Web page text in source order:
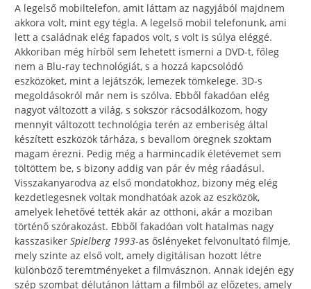
A legelső mobiltelefon, amit láttam az nagyjából majdnem
akkora volt, mint egy tégla. A legelső mobil telefonunk, ami
lett a családnak elég fapados volt, s volt is súlya eléggé.
Akkoriban még hírből sem lehetett ismerni a DVD-t, főleg
nem a Blu-ray technológiát, s a hozzá kapcsolódó
eszközöket, mint a lejátszók, lemezek tömkelege. 3D-s
megoldásokról már nem is szólva. Ebből fakadóan elég
nagyot változott a világ, s sokszor rácsodálkozom, hogy
mennyit változott technológia terén az emberiség által
készített eszközök tárháza, s bevallom öregnek szoktam
magam érezni. Pedig még a harmincadik életévemet sem
töltöttem be, s bizony addig van pár év még ráadásul.
Visszakanyarodva az első mondatokhoz, bizony még elég
kezdetlegesnek voltak mondhatóak azok az eszközök,
amelyek lehetővé tették akár az otthoni, akár a moziban
történő szórakozást. Ebből fakadóan volt hatalmas nagy
kasszasiker Spielberg 1993-as őslényeket felvonultató filmje,
mely szinte az első volt, amely digitálisan hozott létre
különböző teremtményeket a filmvásznon. Annak idején egy
szép szombat délutánon láttam a filmből az előzetes, amely